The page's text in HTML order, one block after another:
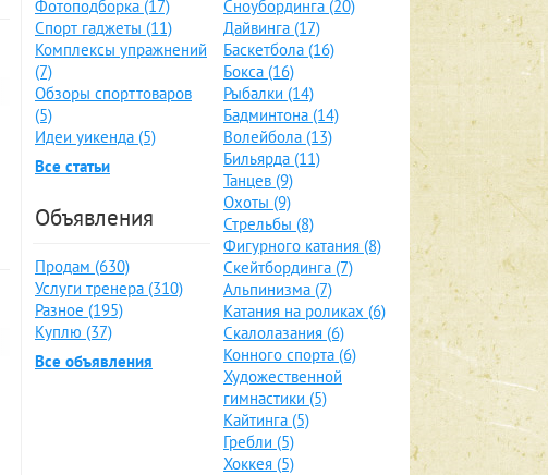
Фотоподборка (17)
Спорт гаджеты (11)
Комплексы упражнений
(7)
Обзоры спорттоваров
(5)
Идеи уикенда (5)
Все статьи
Объявления
Продам (630)
Услуги тренера (310)
Разное (195)
Куплю (37)
Все объявления
Сноубординга (20)
Дайвинга (17)
Баскетбола (16)
Бокса (16)
Рыбалки (14)
Бадминтона (14)
Волейбола (13)
Бильярда (11)
Танцев (9)
Охоты (9)
Стрельбы (8)
Фигурного катания (8)
Скейтбординга (7)
Альпинизма (7)
Катания на роликах (6)
Скалолазания (6)
Конного спорта (6)
Художественной
гимнастики (5)
Кайтинга (5)
Гребли (5)
Хоккея (5)